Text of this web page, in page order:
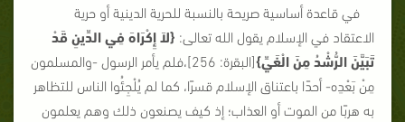
في قاعدة أساسية صريحة بالنسبة للحرية الدينية أو حرية
الاعتقاد في الإسلام يقول الله تعالى: {لاَ إِكْرَاهَ فِي الدِّينِ قَدْ
تَبَيَّنَ الرُّشْدُ مِنَ الْغَيِّ}
[البقرة: 256]،فلم يأمر الرسول -والمسلمون
مِنْ بَعْدِه- أحدًا باعتناق الإسلام قسرًا، كما لم يُلْجِئُوا الناس للتظاهر
به هربًا من الموت أو العذاب؛ إذ كيف يصنعون ذلك وهم يعلمون